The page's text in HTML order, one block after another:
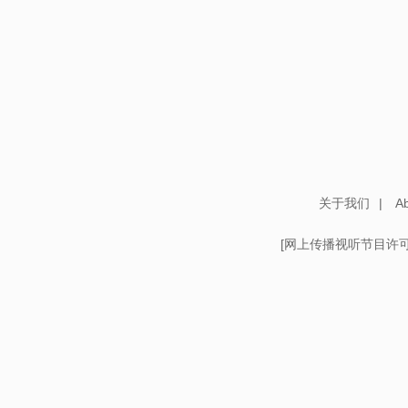
关于我们
|
[网上传播视听节目许